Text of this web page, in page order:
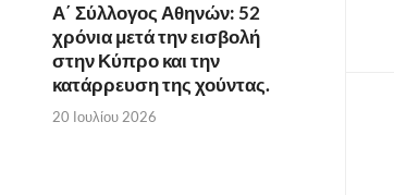
Α΄ Σύλλογος Αθηνών: 52
χρόνια μετά την εισβολή
στην Κύπρο και την
κατάρρευση της χούντας.
20 Ιουλίου 2026